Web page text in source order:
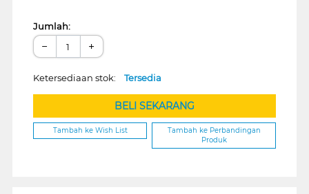
Jumlah:
− +
Ketersediaan stok: Tersedia
BELI SEKARANG
Tambah ke Wish List
Tambah ke Perbandingan
Produk